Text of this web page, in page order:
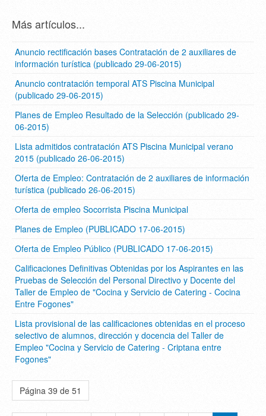
Más artículos...
Anuncio rectificación bases Contratación de 2 auxiliares de
información turística (publicado 29-06-2015)
Anuncio contratación temporal ATS Piscina Municipal
(publicado 29-06-2015)
Planes de Empleo Resultado de la Selección (publicado 29-
06-2015)
Lista admitidos contratación ATS Piscina Municipal verano
2015 (publicado 26-06-2015)
Oferta de Empleo: Contratación de 2 auxiliares de información
turística (publicado 26-06-2015)
Oferta de empleo Socorrista Piscina Municipal
Planes de Empleo (PUBLICADO 17-06-2015)
Oferta de Empleo Público (PUBLICADO 17-06-2015)
Calificaciones Definitivas Obtenidas por los Aspirantes en las
Pruebas de Selección del Personal Directivo y Docente del
Taller de Empleo de "Cocina y Servicio de Catering - Cocina
Entre Fogones"
Lista provisional de las calificaciones obtenidas en el proceso
selectivo de alumnos, dirección y docencia del Taller de
Empleo "Cocina y Servicio de Catering - Criptana entre
Fogones"
Página 39 de 51